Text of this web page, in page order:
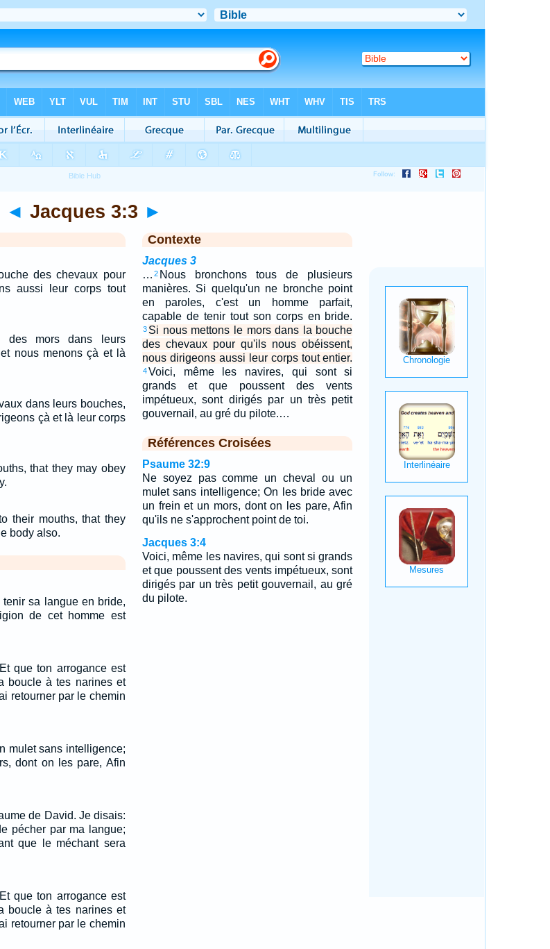
◄ Jacques 3:3 ►
des chevaux pour
aussi leur corps tout
des mors dans leurs
nous menons çà et là
dans leurs bouches,
çà et là leur corps
that they may obey
their mouths, that they
body also.
sa langue en bride,
de cet homme est
que ton arrogance est
boucle à tes narines et
retourner par le chemin
mulet sans intelligence;
dont on les pare, Afin
de David. Je disais:
pécher par ma langue;
que le méchant sera
que ton arrogance est
boucle à tes narines et
retourner par le chemin
Contexte
Jacques 3
… 2 Nous bronchons tous de plusieurs
manières. Si quelqu'un ne bronche point
en paroles, c'est un homme parfait,
capable de tenir tout son corps en bride.
3 Si nous mettons le mors dans la bouche
des chevaux pour qu'ils nous obéissent,
nous dirigeons aussi leur corps tout entier.
4Voici, même les navires, qui sont si
grands et que poussent des vents
impétueux, sont dirigés par un très petit
gouvernail, au gré du pilote.…
Références Croisées
Psaume 32:9
Ne soyez pas comme un cheval ou un
mulet sans intelligence; On les bride avec
un frein et un mors, dont on les pare, Afin
qu'ils ne s'approchent point de toi.
Jacques 3:4
Voici, même les navires, qui sont si grands
et que poussent des vents impétueux, sont
dirigés par un très petit gouvernail, au gré
du pilote.